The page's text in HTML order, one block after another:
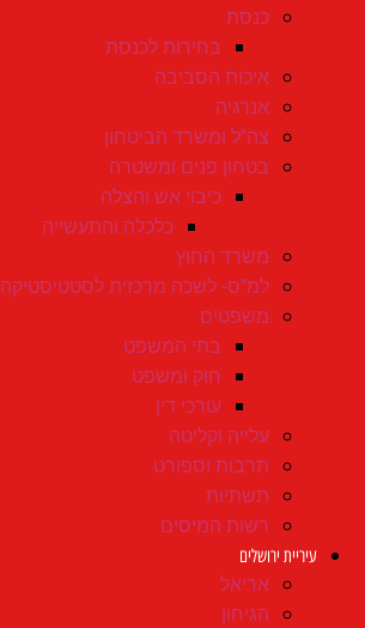
כנסת
בחירות לכנסת
איכות הסביבה
אנרגיה
צה"ל ומשרד הביטחון
בטחון פנים ומשטרה
כיבוי אש והצלה
כלכלה והתעשייה
משרד החוץ
למ"ס- לשכה מרכזית לסטטיסטיקה
משפטים
בתי המשפט
חוק ומשפט
עורכי דין
עלייה וקליטה
תרבות וספורט
תשתיות
רשות המיסים
עיריית ירושלים
אריאל
הגיחון